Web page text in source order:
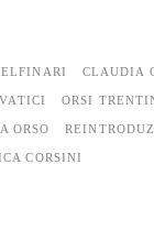
CLAUDIA
ORSI
ORSO
CORSINI